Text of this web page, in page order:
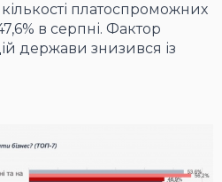
кількості платоспроможних
в серпні. Фактор
держави знизився із